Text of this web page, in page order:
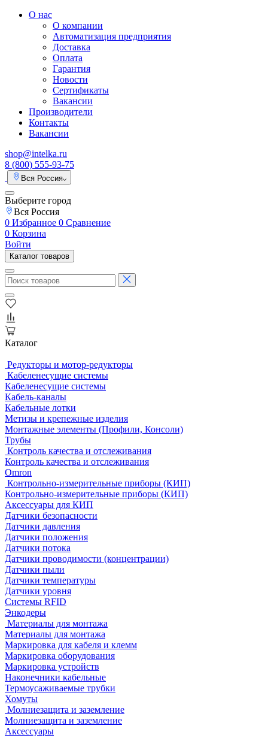
О нас
О компании
Автоматизация предприятия
Доставка
Оплата
Гарантия
Новости
Сертификаты
Вакансии
Производители
Контакты
Вакансии
shop@intelka.ru
8 (800) 555-93-75
Вся Россия
Выберите город
Вся Россия
0 Избранное 0 Сравнение
0 Корзина
Войти
Каталог товаров
Каталог
Редукторы и мотор-редукторы
Кабеленесущие системы
Кабеленесущие системы
Кабель-каналы
Кабельные лотки
Метизы и крепежные изделия
Монтажные элементы (Профили, Консоли)
Трубы
Контроль качества и отслеживания
Контроль качества и отслеживания
Omron
Контрольно-измерительные приборы (КИП)
Контрольно-измерительные приборы (КИП)
Аксессуары для КИП
Датчики безопасности
Датчики давления
Датчики положения
Датчики потока
Датчики проводимости (концентрации)
Датчики пыли
Датчики температуры
Датчики уровня
Системы RFID
Энкодеры
Материалы для монтажа
Материалы для монтажа
Маркировка для кабеля и клемм
Маркировка оборудования
Маркировка устройств
Наконечники кабельные
Термоусаживаемые трубки
Хомуты
Молниезащита и заземление
Молниезащита и заземление
Аксессуары